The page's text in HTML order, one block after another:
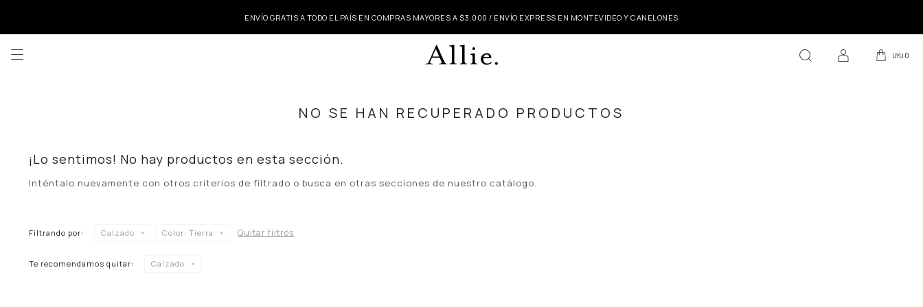
ENVÍO GRATIS A TODO EL PAÍS EN COMPRAS MAYORES A $3.000 / ENVÍO EXPRESS EN MONTEVIDEO Y CANELONES
UYU 0

NO SE HAN RECUPERADO PRODUCTOS
¡Lo sentimos! No hay productos en esta sección.
Inténtalo nuevamente con otros criterios de filtrado o busca en otras secciones de nuestro catálogo.
Filtrando por: Calzado Color: Tierra Quitar filtros
Te recomendamos quitar: Calzado